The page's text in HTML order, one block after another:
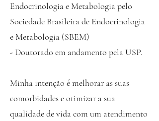
Endocrinologia e Metabologia pelo
Sociedade Brasileira de Endocrinologia
e Metabologia (SBEM)
- Doutorado em andamento pela USP.
Minha intenção é melhorar as suas
comorbidades e otimizar a sua
qualidade de vida com um atendimento